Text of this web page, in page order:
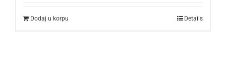
Dodaj u korpu Details